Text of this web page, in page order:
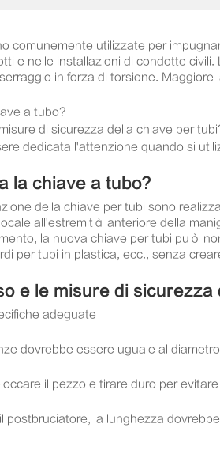
comunemente utilizzate per
e nelle installazioni di condotte
in forza di torsione.
a tubo?
di sicurezza della chiave per
dedicata l'attenzione quando si
la chiave a tubo?
della chiave per tubi sono
all'estremità anteriore della
la nuova chiave per tubi può
per tubi in plastica, ecc., senza
e le misure di sicurezza
adeguate
dovrebbe essere uguale al
il pezzo e tirare duro per
postbruciatore, la lunghezza